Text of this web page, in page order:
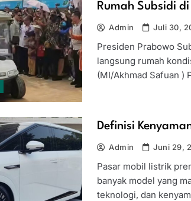
Rumah Subsidi
Admin Juli 30,
Presiden Prabowo
langsung rumah
(MI/Akhmad Safuan )
Definisi
Admin Juni 29,
Pasar mobil listrik
banyak model yang
teknologi, dan